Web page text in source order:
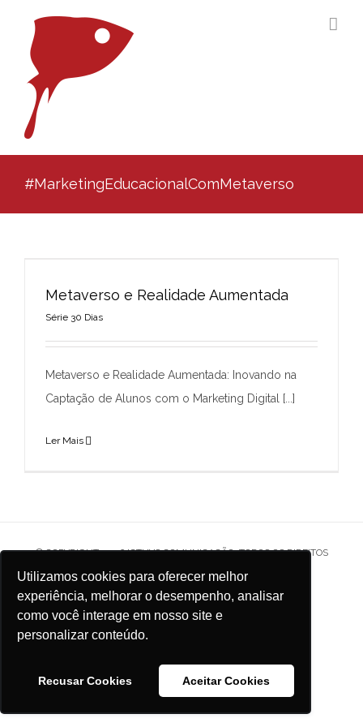
Utilizamos cookies para oferecer melhor
experiência, melhorar o desempenho, analisar
como você interage em nosso site e
personalizar conteúdo.
Recusar Cookies Aceitar Cookies
conteúdo
#MarketingEducacionalComMetaverso
Série 30 Dias
Metaverso e Realidade Aumentada
Série 30 Dias
Metaverso e Realidade Aumentada: Inovando na
Captação de Alunos com o Marketing Digital [...]
Ler Mais
© COPYRIGHT2026 ICTHYS COMUNICAÇÃO. TODOS OS DIREITOS
RESERVADOS.
FacebookInstagram
X